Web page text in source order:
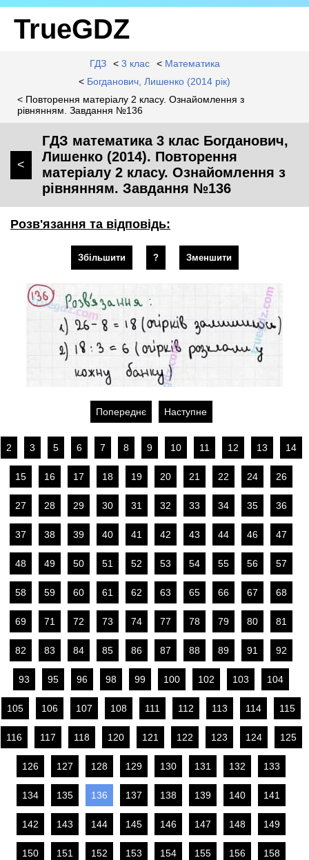
TrueGDZ
ГДЗ < 3 клас < Математика
< Богданович, Лишенко (2014 рік)
< Повторення матеріалу 2 класу. Ознайомлення з
рівнянням. Завдання №136
<
ГДЗ математика 3 клас Богданович,
Лишенко (2014). Повторення
матеріалу 2 класу. Ознайомлення з
рівнянням. Завдання №136
Розв'язання та відповідь:
Збільшити ? Зменшити
Попереднє Наступне
2 3 5 6 7 8 9 10 11 12 13 14
15 16 17 18 19 20 21 22 24 26
27 28 29 30 31 32 33 34 35 36
37 38 39 40 41 42 43 44 46 47
48 49 50 51 52 53 54 55 56 57
58 59 60 61 62 63 65 66 67 68
69 71 72 73 74 77 78 79 80 81
82 83 84 85 86 87 88 89 91 92
93 95 96 98 99 100 102 103 104
105 106 107 108 111 112 113 114 115
116 117 118 120 121 122 123 124 125
126 127 128 129 130 131 132 133
134 135 136 137 138 139 140 141
142 143 144 145 146 147 148 149
150 151 152 153 154 155 156 158